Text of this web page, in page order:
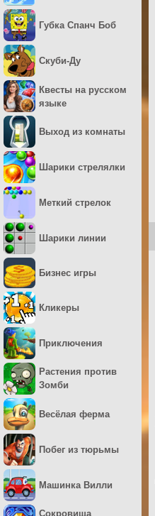
Губка Спанч Боб
Скуби-Ду
Квесты на русском
языке
Выход из комнаты
Шарики стрелялки
Меткий стрелок
Шарики линии
Бизнес игры
Кликеры
Приключения
Растения против
Зомби
Весёлая ферма
Побег из тюрьмы
Машинка Вилли
Сокровища